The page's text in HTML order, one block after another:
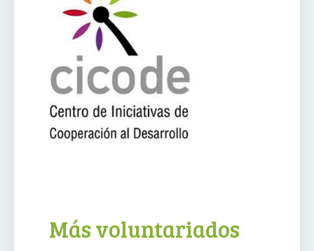
Más voluntariados